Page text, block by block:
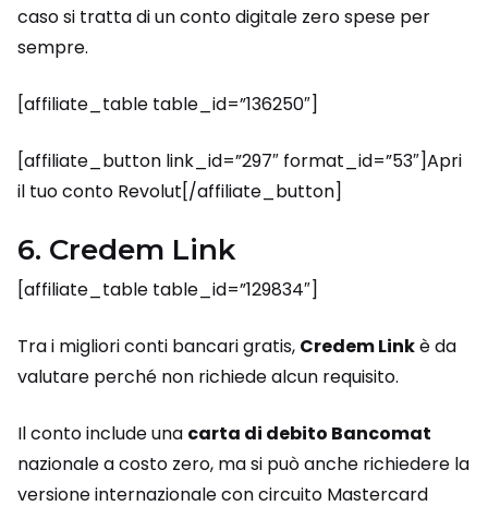
caso si tratta di un conto digitale zero spese per
sempre.
[affiliate_table table_id=”136250″]
[affiliate_button link_id=”297″ format_id=”53″]Apri
il tuo conto Revolut[/affiliate_button]
6. Credem Link
[affiliate_table table_id=”129834″]
Tra i migliori conti bancari gratis, Credem Linkè da
valutare perché non richiede alcun requisito.
Il conto include una carta di debito Bancomat
nazionale a costo zero, ma si può anche richiedere la
versione internazionale con circuito Mastercard